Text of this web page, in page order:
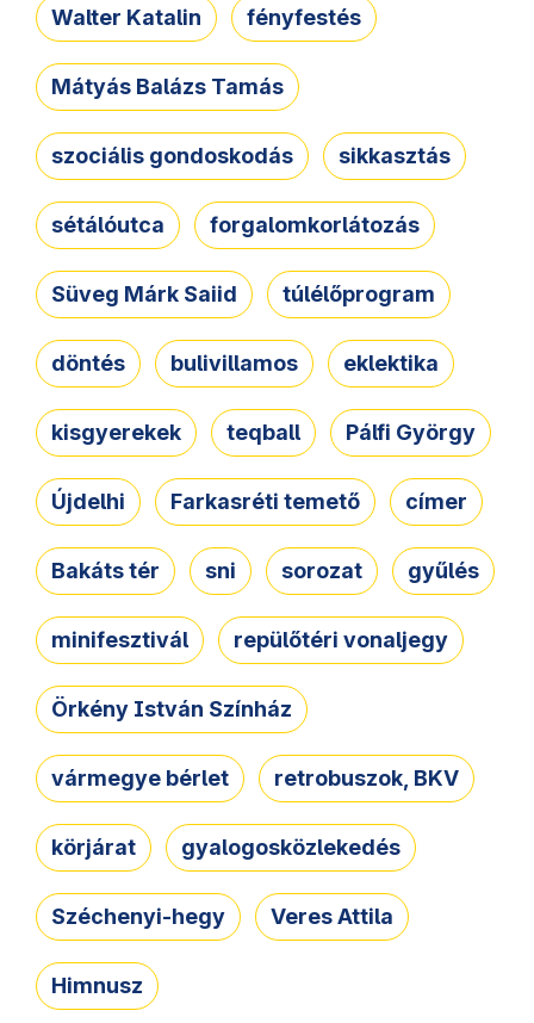
Walter Katalin fényfestés
Mátyás Balázs Tamás
szociális gondoskodás sikkasztás
sétálóutca forgalomkorlátozás
Süveg Márk Saiid túlélőprogram
döntés bulivillamos eklektika
kisgyerekek teqball Pálfi György
Újdelhi Farkasréti temető címer
Bakáts tér sni sorozat gyűlés
minifesztivál repülőtéri vonaljegy
Örkény István Színház
vármegye bérlet retrobuszok, BKV
körjárat gyalogosközlekedés
Széchenyi-hegy Veres Attila
Himnusz